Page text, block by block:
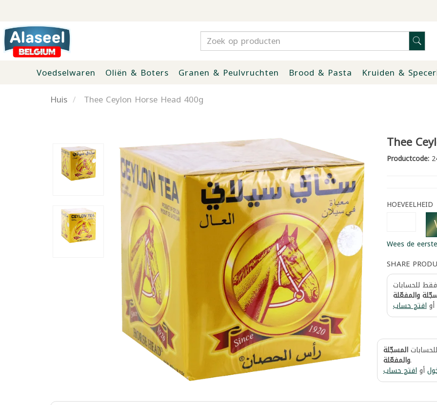
Voedselwaren Oliën & Boters Granen & Peulvruchten Brood & Pasta Kruiden &
Huis
Thee Ceylon Horse Head 400g
Thee
Productcode:
HOEVEELHEID
Wees de
SHARE
فقط للحسابات
والمفعّلة
أوافتح حساب
المسجّلة
والمفعّلة.
أوافتح حساب